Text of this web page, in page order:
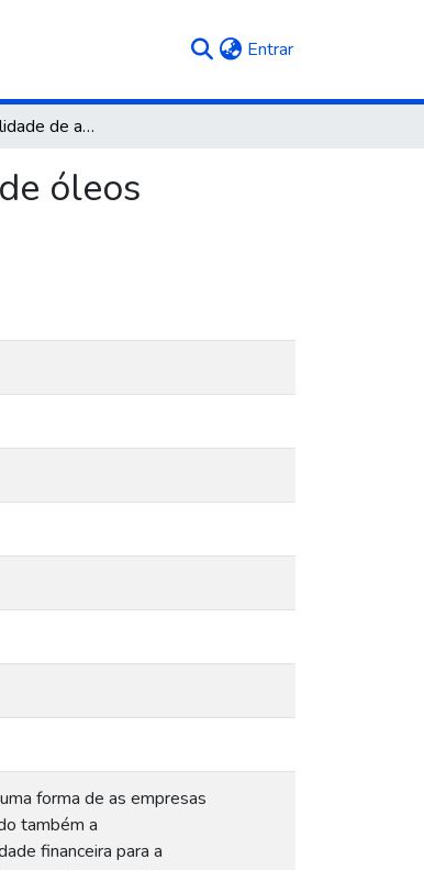
Entrar(current)
Análise de viabilidade de abertura de um e-commerce de óleos lubrificantes e fluidos automotivos em Caxias do Sul
óleos
forma de as empresas
também a
financeira para a